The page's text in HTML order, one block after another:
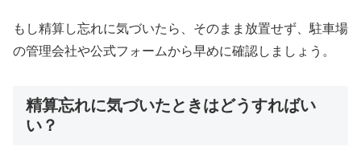
もし精算し忘れに気づいたら、そのまま放置せず、駐車場
の管理会社や公式フォームから早めに確認しましょう。
精算忘れに気づいたときはどうすればい
い？